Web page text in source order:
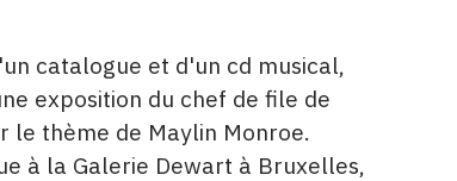
catalogue et d'un cd musical,
exposition du chef de file de
le thème de Maylin Monroe.
à la Galerie Dewart à Bruxelles,